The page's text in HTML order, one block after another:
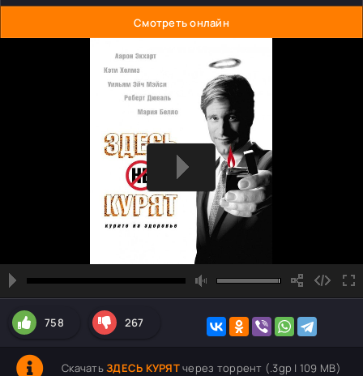
Смотреть онлайн
758 267
СкачатьЗДЕСЬ КУРЯТчерез торрент (.3gp | 109 MB)